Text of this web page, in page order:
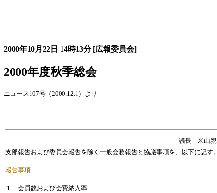
2000年10月22日 14時13分 [広報委員会]
2000年度秋季総会
ニュース107号（2000.12.1）より
議長 米山
支部報告および委員会報告を除く一般会務報告と協議事項を、以下に記す
報告事項
１．会員数および会費納入率